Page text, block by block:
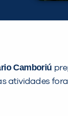
Camboriú
atividades